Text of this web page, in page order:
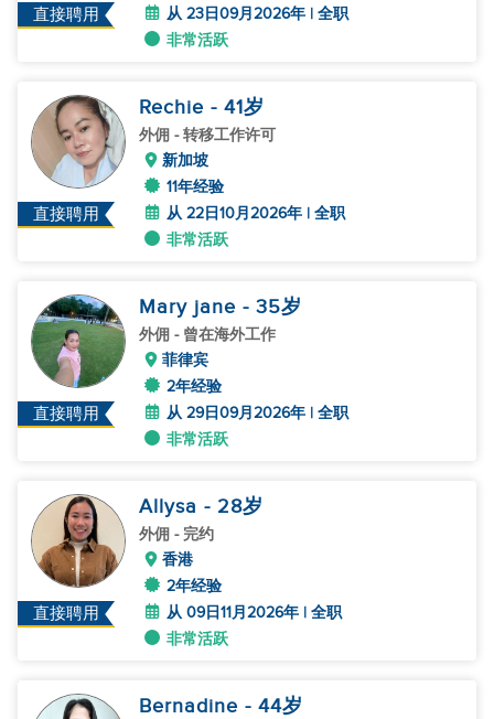
直接聘用
从 23日09月2026年 | 全职
非常活跃
直接聘用
Rechie - 41岁
外佣 - 转移工作许可
新加坡
11年经验
从 22日10月2026年 | 全职
非常活跃
直接聘用
Mary jane - 35岁
外佣 - 曾在海外工作
菲律宾
2年经验
从 29日09月2026年 | 全职
非常活跃
直接聘用
Allysa - 28岁
外佣 - 完约
香港
2年经验
从 09日11月2026年 | 全职
非常活跃
Bernadine - 44岁